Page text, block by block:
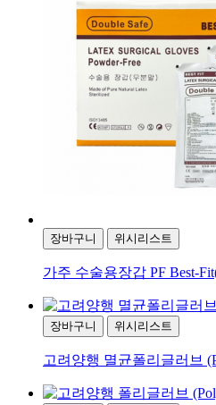
장바구니 위시리스트
가주 수술용장갑 PF Best-
장바구니 위시리스트
고려양행 멸균폴리글러브